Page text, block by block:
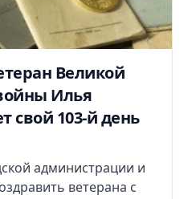
Великой
Илья
свой 103-й день
администрации и
ветерана с